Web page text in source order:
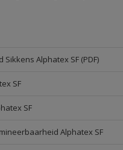
Alphatex SF (PDF)
SF
SF
Alphatex SF